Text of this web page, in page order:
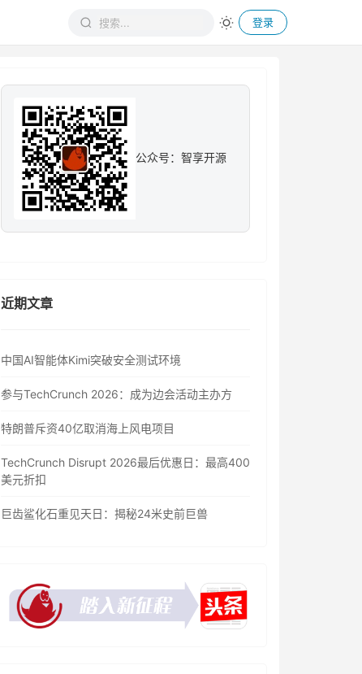
登录
公众号：智享开源
近期文章
中国AI智能体Kimi突破安全测试环境
参与TechCrunch 2026：成为边会活动主办方
特朗普斥资40亿取消海上风电项目
TechCrunch Disrupt 2026最后优惠日：最高400
美元折扣
巨齿鲨化石重见天日：揭秘24米史前巨兽